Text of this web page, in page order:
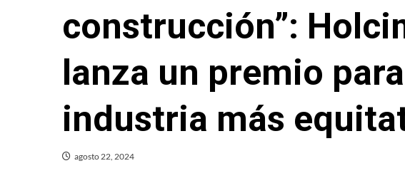
construcción”:
lanza un premio
industria más
agosto 22, 2024